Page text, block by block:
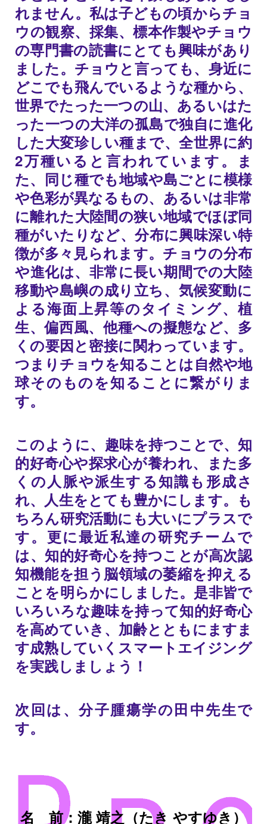
れません。私は子どもの頃からチョ
ウの観察、採集、標本作製やチョウ
の専門書の読書にとても興味があり
ました。チョウと言っても、身近に
どこでも飛んでいるような種から、
世界でたった一つの山、あるいはた
った一つの大洋の孤島で独自に進化
した大変珍しい種まで、全世界に約
2万種いると言われています。ま
た、同じ種でも地域や島ごとに模様
や色彩が異なるもの、あるいは非常
に離れた大陸間の狭い地域でほぼ同
種がいたりなど、分布に興味深い特
徴が多々見られます。チョウの分布
や進化は、非常に長い期間での大陸
移動や島嶼の成り立ち、気候変動に
よる海面上昇等のタイミング、植
生、偏西風、他種への擬態など、多
くの要因と密接に関わっています。
つまりチョウを知ることは自然や地
球そのものを知ることに繋がりま
す。
このように、趣味を持つことで、知
的好奇心や探求心が養われ、また多
くの人脈や派生する知識も形成さ
れ、人生をとても豊かにします。も
ちろん研究活動にも大いにプラスで
す。更に最近私達の研究チームで
は、知的好奇心を持つことが高次認
知機能を担う脳領域の萎縮を抑える
ことを明らかにしました。是非皆で
いろいろな趣味を持って知的好奇心
を高めていき、加齢とともにますま
す成熟していくスマートエイジング
を実践しましょう！
次回は、分子腫瘍学の田中先生で
す。
名 前：瀧 靖之（たき やすゆき）